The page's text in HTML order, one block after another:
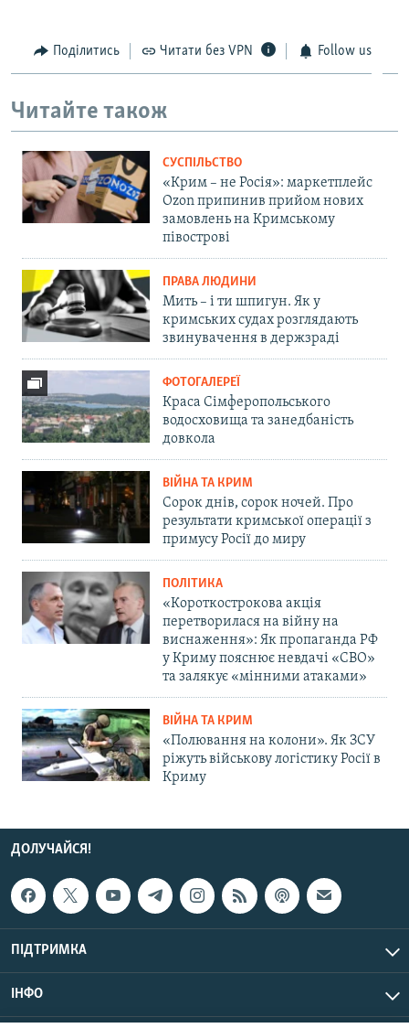
Поділитись Читати без VPN Follow us
Читайте також
СУСПІЛЬСТВО
«Крим – не Росія»: маркетплейс
Ozon припинив прийом нових
замовлень на Кримському
півострові
ПРАВА ЛЮДИНИ
Мить – і ти шпигун. Як у
кримських судах розглядають
звинувачення в держзраді
ФОТОГАЛЕРЕЇ
Краса Сімферопольського
водосховища та занедбаність
довкола
ВІЙНА ТА КРИМ
Сорок днів, сорок ночей. Про
результати кримської операції з
примусу Росії до миру
ПОЛІТИКА
«Короткострокова акція
перетворилася на війну на
виснаження»: Як пропаганда РФ
у Криму пояснює невдачі «СВО»
та залякує «мінними атаками»
ВІЙНА ТА КРИМ
«Полювання на колони». Як ЗСУ
ріжуть військову логістику Росії в
Криму
ДОЛУЧАЙСЯ!
ПІДТРИМКА
ІНФО